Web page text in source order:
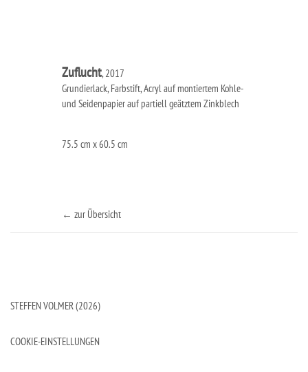
Zuflucht, 2017
Grundierlack, Farbstift, Acryl auf montiertem Kohle-
und Seidenpapier auf partiell geätztem Zinkblech
75.5 cm x 60.5 cm
← zur Übersicht
STEFFEN VOLMER (2026)
COOKIE-EINSTELLUNGEN